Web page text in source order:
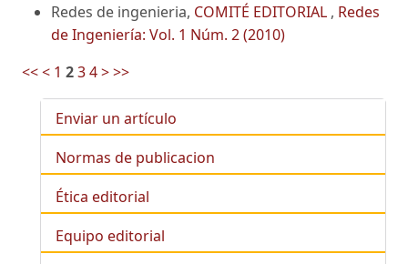
Redes de ingenieria, COMITÉ EDITORIAL , Redes
de Ingeniería: Vol. 1 Núm. 2 (2010)
<<< 1 234>>>
Enviar un artículo
Normas de publicacion
Ética editorial
Equipo editorial